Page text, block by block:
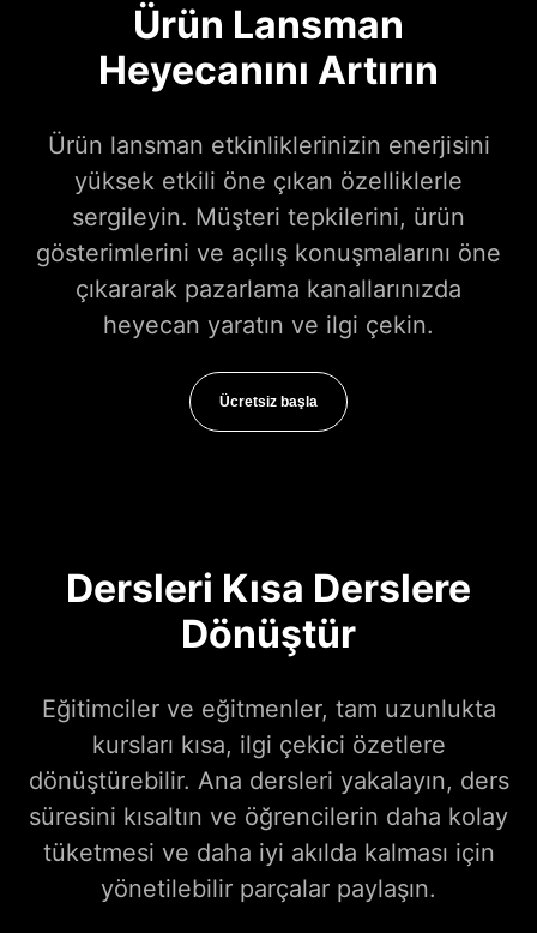
Ürün Lansman
Heyecanını Artırın
Ürün lansman etkinliklerinizin enerjisini
yüksek etkili öne çıkan özelliklerle
sergileyin. Müşteri tepkilerini, ürün
gösterimlerini ve açılış konuşmalarını öne
çıkararak pazarlama kanallarınızda
heyecan yaratın ve ilgi çekin.
Ücretsiz başla
Dersleri Kısa Derslere
Dönüştür
Eğitimciler ve eğitmenler, tam uzunlukta
kursları kısa, ilgi çekici özetlere
dönüştürebilir. Ana dersleri yakalayın, ders
süresini kısaltın ve öğrencilerin daha kolay
tüketmesi ve daha iyi akılda kalması için
yönetilebilir parçalar paylaşın.